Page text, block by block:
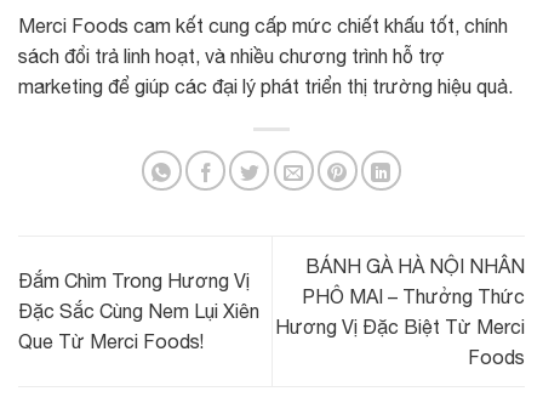
Merci Foods cam kết cung cấp mức chiết khấu tốt, chính
sách đổi trả linh hoạt, và nhiều chương trình hỗ trợ
marketing để giúp các đại lý phát triển thị trường hiệu quả.
Đắm Chìm Trong Hương Vị
Đặc Sắc Cùng Nem Lụi Xiên
Que Từ Merci Foods!
BÁNH GÀ HÀ NỘI NHÂN
PHÔ MAI – Thưởng Thức
Hương Vị Đặc Biệt Từ Merci
Foods